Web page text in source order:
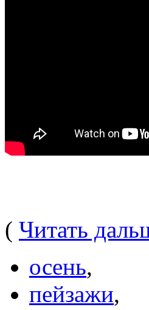
( Читать
осень,
пейзажи,